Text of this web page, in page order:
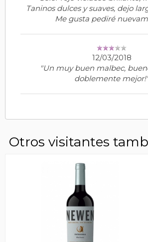
Taninos dulces y suaves, dejo
Me gusta pediré
12/03/2018
"Un muy buen malbec,
doblemente
Otros visitantes